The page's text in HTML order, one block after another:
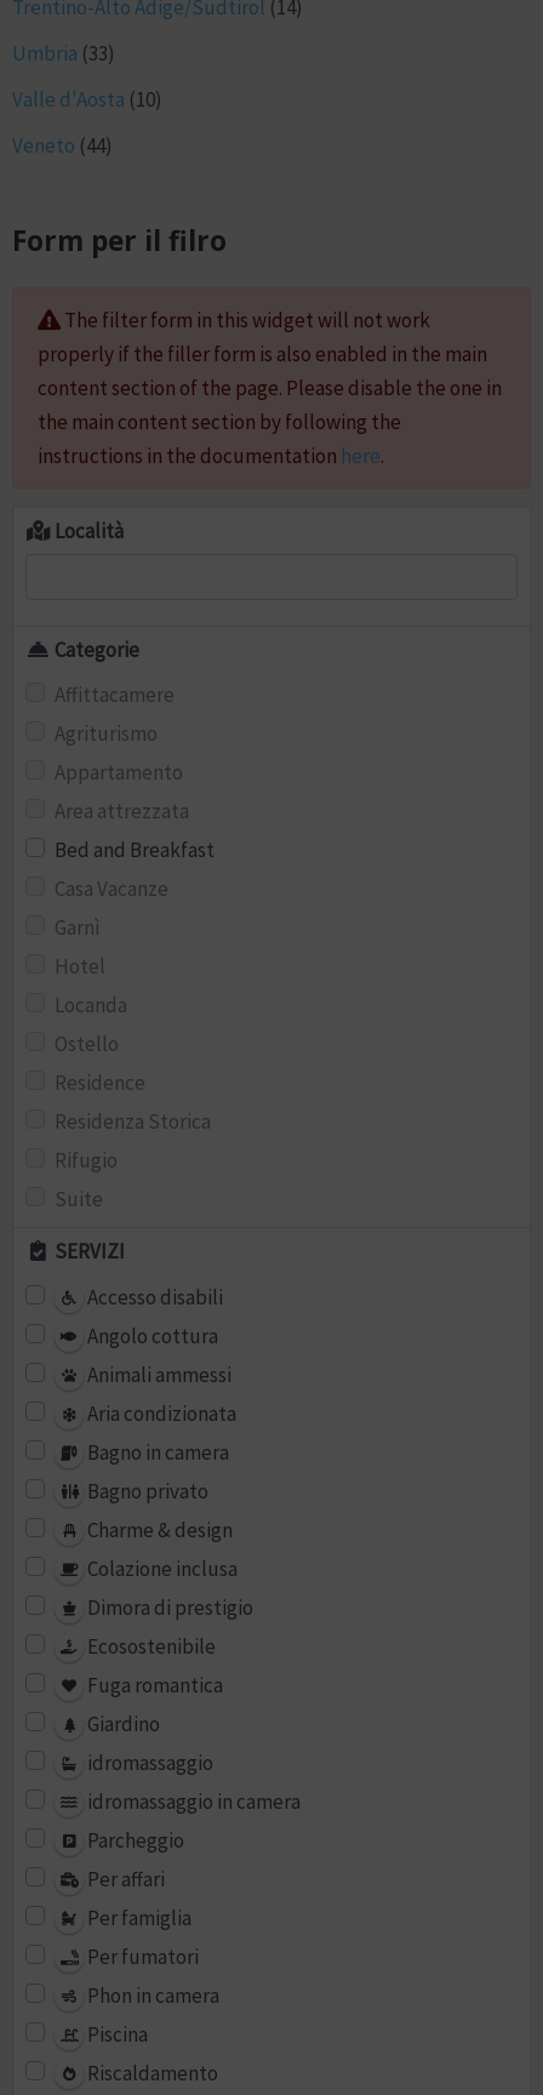
Trentino-Alto Adige/Südtirol (14)
Umbria (33)
Valle d'Aosta (10)
Veneto (44)
Form per il filro
The filter form in this widget will not work
properly if the filler form is also enabled in the main
content section of the page. Please disable the one in
the main content section by following the
instructions in the documentation here.
Località
Categorie
Affittacamere
Agriturismo
Appartamento
Area attrezzata
Bed and Breakfast
Casa Vacanze
Garnì
Hotel
Locanda
Ostello
Residence
Residenza Storica
Rifugio
Suite
SERVIZI
Accesso disabili
Angolo cottura
Animali ammessi
Aria condizionata
Bagno in camera
Bagno privato
Charme & design
Colazione inclusa
Dimora di prestigio
Ecosostenibile
Fuga romantica
Giardino
idromassaggio
idromassaggio in camera
Parcheggio
Per affari
Per famiglia
Per fumatori
Phon in camera
Piscina
Riscaldamento